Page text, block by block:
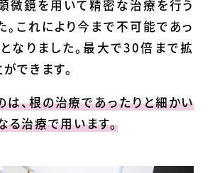
微鏡を用いて精密な治療を行う
。これにより今まで不可能であっ
なりました。最大で30倍まで拡
できます。
は、根の治療であったりと細かい
る治療で用います。